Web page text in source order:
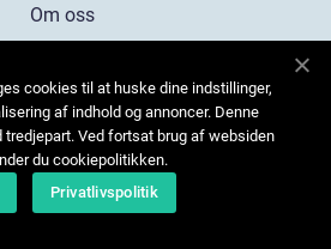
Om oss
Kontakta oss
Sitemap
cookies til at huske dine indstillinger,
af indhold og annoncer. Denne
tredjepart. Ved fortsat brug af websiden
du cookiepolitikken.
Privatlivspolitik